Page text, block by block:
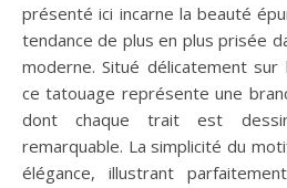
présenté ici incarne la beauté
tendance de plus en plus prisée
moderne. Situé délicatement sur
ce tatouage représente une
dont chaque trait est
remarquable. La simplicité du
élégance, illustrant